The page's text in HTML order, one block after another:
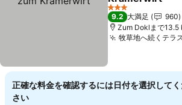
料金を表示
3 ホテルのランク
9.2 大満足
960
Zum Doklまで13.5
牧草地へ続くテラ
正確な料金を確認するには日付を選択して
さい